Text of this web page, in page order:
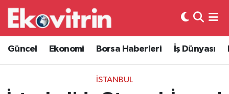
Güncel Ekonomi Borsa Haberleri İş Dünyası
İSTANBUL
Güncel
Ekonomi
Borsa Haberleri
Hava Durumu
Trafik Durumu
Süper Lig Puan Durumu ve Fikstür